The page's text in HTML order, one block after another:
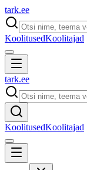
tark.ee
KoolitusedKoolitajad
tark.ee
KoolitusedKoolitajad